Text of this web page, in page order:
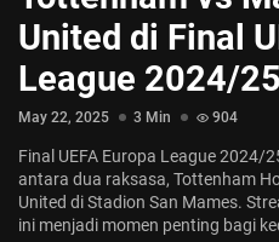
Jadwal
United di Final
League 2024/25
May 22, 2025 3 Min 904
Final UEFA Europa League 2024/
antara dua raksasa, Tottenham
United di Stadion San Mames.
ini menjadi momen penting bagi